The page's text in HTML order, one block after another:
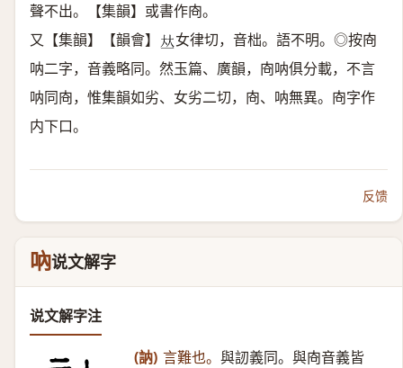
聲不出。【集韻】或書作㕯。
又【集韻】【韻會】 𠀤女律切，音柮。語不明。◎按㕯
呐二字，音義略同。然玉篇、廣韻，㕯呐俱分載，不言
呐同㕯，惟集韻如劣、女劣二切，㕯、呐無異。㕯字作
内下口。
反馈
吶说文解字
说文解字注
(訥) 言難也。 與訒義同。與㕯音義皆